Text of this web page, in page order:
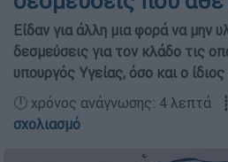
Είδαν για άλλη μια φορά να μην
δεσμεύσεις για τον κλάδο τις
υπουργός Υγείας, όσο και ο
🕛 χρόνος ανάγνωσης: 4
σχολιασμό